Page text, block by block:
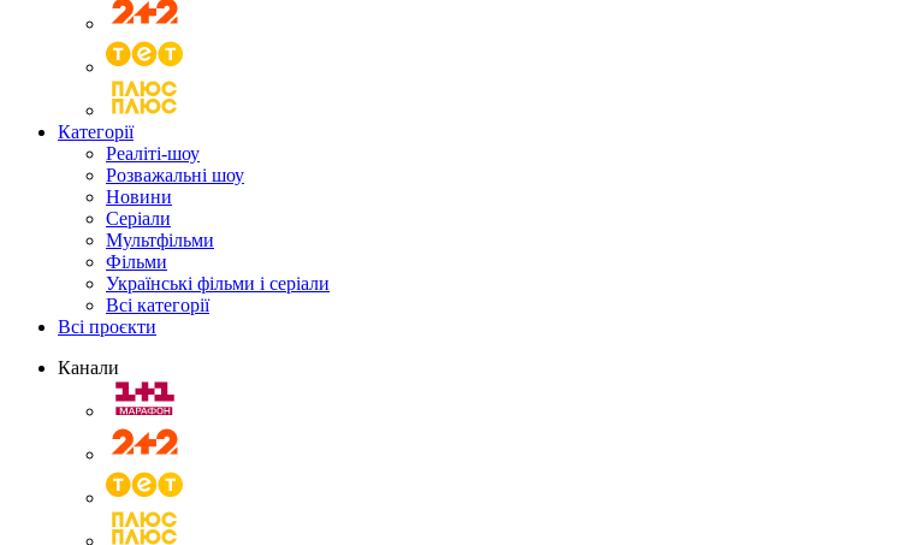
Категорії
Реаліті-шоу
Розважальні шоу
Новини
Серіали
Мультфільми
Фільми
Українські фільми і серіали
Всі категорії
Всі проєкти
Канали